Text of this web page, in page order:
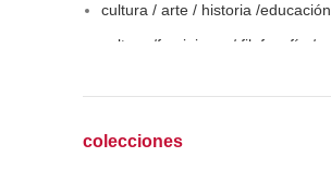
cultura / arte / historia /educación
cultura /feminismo / filofosofía /
Economía
colecciones